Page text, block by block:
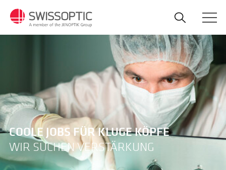
Direkt
zum
Inhalt
COOLE JOBS FÜR KLUGE KÖPFE
WIR SUCHEN VERSTÄRKUNG